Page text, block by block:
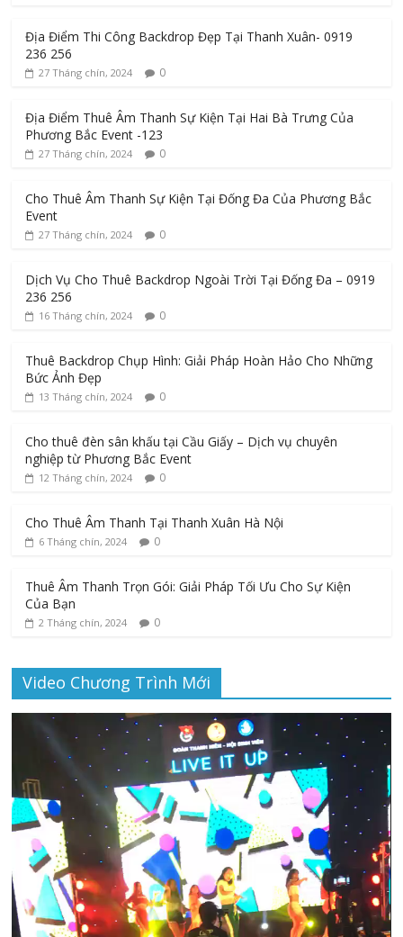
Địa Điểm Thi Công Backdrop Đẹp Tại Thanh Xuân- 0919
236 256
27 Tháng chín, 2024 0
Địa Điểm Thuê Âm Thanh Sự Kiện Tại Hai Bà Trưng Của
Phương Bắc Event -123
27 Tháng chín, 2024 0
Cho Thuê Âm Thanh Sự Kiện Tại Đống Đa Của Phương Bắc
Event
27 Tháng chín, 2024 0
Dịch Vụ Cho Thuê Backdrop Ngoài Trời Tại Đống Đa – 0919
236 256
16 Tháng chín, 2024 0
Thuê Backdrop Chụp Hình: Giải Pháp Hoàn Hảo Cho Những
Bức Ảnh Đẹp
13 Tháng chín, 2024 0
Cho thuê đèn sân khấu tại Cầu Giấy – Dịch vụ chuyên
nghiệp từ Phương Bắc Event
12 Tháng chín, 2024 0
Cho Thuê Âm Thanh Tại Thanh Xuân Hà Nội
6 Tháng chín, 2024 0
Thuê Âm Thanh Trọn Gói: Giải Pháp Tối Ưu Cho Sự Kiện
Của Bạn
2 Tháng chín, 2024 0
Video Chương Trình Mới